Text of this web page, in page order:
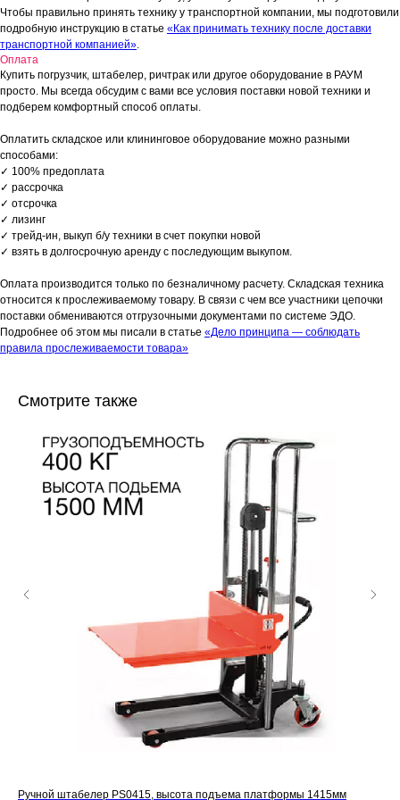
Чтобы правильно принять технику у транспортной компании, мы подготовили
подробную инструкцию в статье «Как принимать технику после доставки
транспортной компанией».
Оплата
Купить погрузчик, штабелер, ричтрак или другое оборудование в РАУМ
просто. Мы всегда обсудим с вами все условия поставки новой техники и
подберем комфортный способ оплаты.
Оплатить складское или клининговое оборудование можно разными
способами:
✓ 100% предоплата
✓ рассрочка
✓ отсрочка
✓ лизинг
✓ трейд-ин, выкуп б/у техники в счет покупки новой
✓ взять в долгосрочную аренду с последующим выкупом.
Оплата производится только по безналичному расчету. Складская техника
относится к прослеживаемому товару. В связи с чем все участники цепочки
поставки обмениваются отгрузочными документами по системе ЭДО.
Подробнее об этом мы писали в статье «Дело принципа — соблюдать
правила прослеживаемости товара»
Смотрите также
Ручной штабелер PS0415, высота подъема платформы 1415мм